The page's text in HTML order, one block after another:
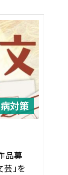
対策
品募
」を